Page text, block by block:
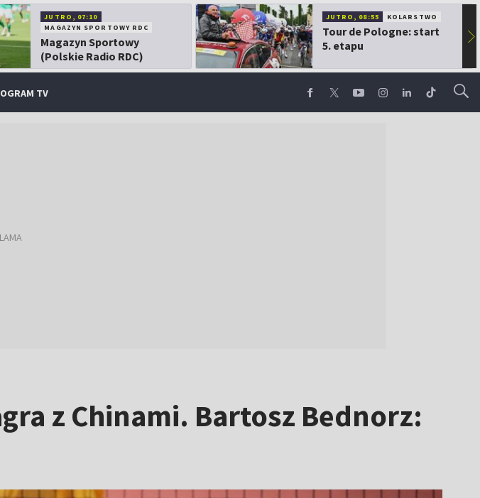
JUTRO, 07:10
MAGAZYN SPORTOWY RDC
Magazyn Sportowy
(Polskie Radio RDC)
JUTRO, 08:55 KOLARSTWO
Tour de Pologne: start
5. etapu
▶
TV
z Chinami. Bartosz Bednorz: